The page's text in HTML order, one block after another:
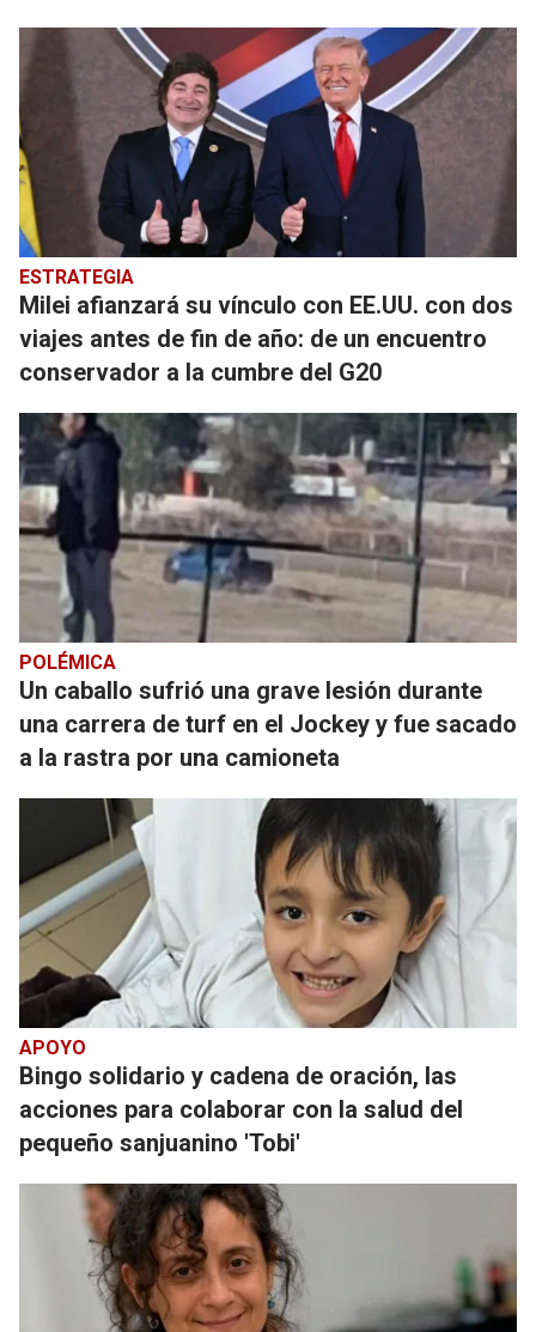
ESTRATEGIA
Milei afianzará su vínculo con EE.UU. con dos
viajes antes de fin de año: de un encuentro
conservador a la cumbre del G20
POLÉMICA
Un caballo sufrió una grave lesión durante
una carrera de turf en el Jockey y fue sacado
a la rastra por una camioneta
APOYO
Bingo solidario y cadena de oración, las
acciones para colaborar con la salud del
pequeño sanjuanino 'Tobi'